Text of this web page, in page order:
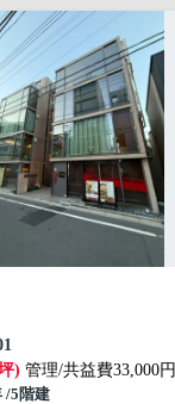
) 管理/共益費33,000円
/5階建